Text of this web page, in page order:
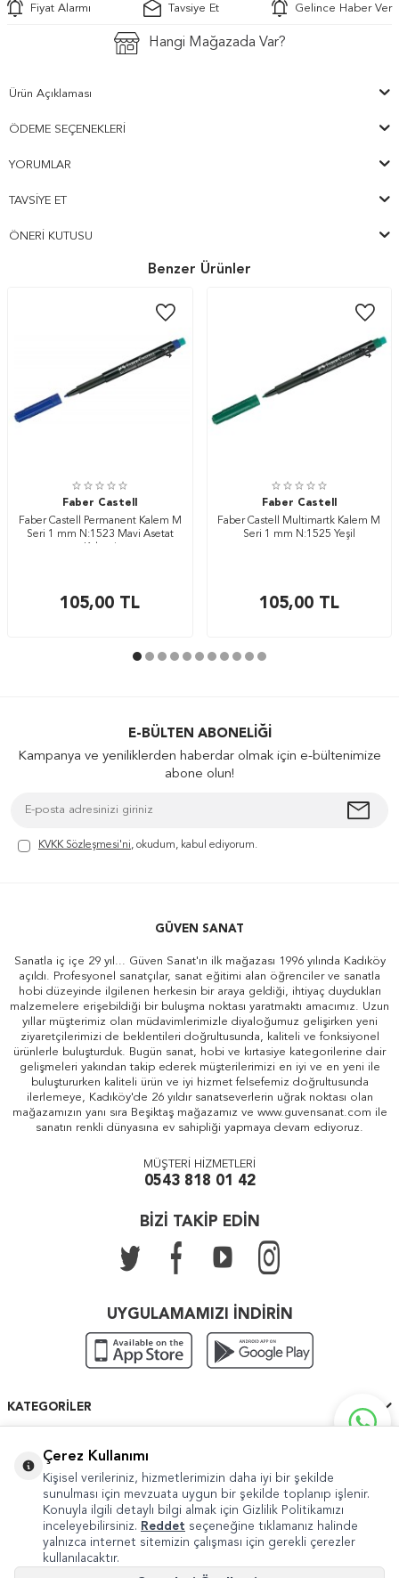
Fiyat Alarmı Tavsiye Et Gelince Haber Ver
Hangi Mağazada Var?
Ürün Açıklaması
ÖDEME SEÇENEKLERI
YORUMLAR
TAVSIYE ET
ÖNERI KUTUSU
Benzer Ürünler
Faber Castell
Faber Castell Permanent Kalem M
Seri 1 mm N:1523 Mavi Asetat
105,00 TL
Faber Castell
Faber Castell Multimartk Kalem M
Seri 1 mm N:1525 Yeşil
105,00TL
E-BÜLTEN ABONELIĞI
Kampanya ve yeniliklerden haberdar olmak için e-bültenimize
abone olun!
KVKK Sözleşmesi'ni, okudum, kabul ediyorum.
GÜVEN SANAT
Sanatla iç içe 29 yıl... Güven Sanat'ın ilk mağazası 1996 yılında Kadıköy
açıldı. Profesyonel sanatçılar, sanat eğitimi alan öğrenciler ve sanatla
hobi düzeyinde ilgilenen herkesin bir araya geldiği, ihtiyaç duydukları
malzemelere erişebildiği bir buluşma noktası yaratmaktı amacımız. Uzun
yıllar müşterimiz olan müdavimlerimizle diyaloğumuz gelişirken yeni
ziyaretçilerimizi de beklentileri doğrultusunda, kaliteli ve fonksiyonel
ürünlerle buluşturduk. Bugün sanat, hobi ve kırtasiye kategorilerine dair
gelişmeleri yakından takip ederek müşterilerimizi en iyi ve en yeni ile
buluştururken kaliteli ürün ve iyi hizmet felsefemiz doğrultusunda
ilerlemeye, Kadıköy'de 26 yıldır sanatseverlerin uğrak noktası olan
mağazamızın yanı sıra Beşiktaş mağazamız ve www.guvensanat.com ile
sanatın renkli dünyasına ev sahipliği yapmaya devam ediyoruz.
MÜŞTERİ HİZMETLERİ
0543 818 01 42
BİZİ TAKİP EDİN
UYGULAMAMIZI İNDİRİN
KATEGORILER
HIZLI ERIŞIM
Çerez Kullanımı
Kişisel verileriniz, hizmetlerimizin daha iyi bir şekilde
sunulması için mevzuata uygun bir şekilde toplanıp işlenir.
Konuyla ilgili detaylı bilgi almak için Gizlilik Politikamızı
inceleyebilirsiniz. Reddet seçeneğine tıklamanız halinde
yalnızca internet sitemizin çalışması için gerekli çerezler
kullanılacaktır.